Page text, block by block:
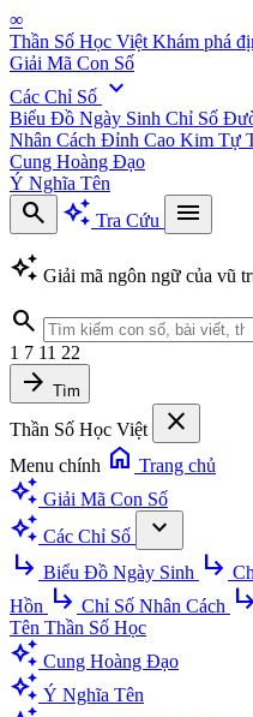
∞
Thần Số Học Việt Khám phá
Giải Mã Con Số
Các Chỉ Số expand_more
Biểu Đồ Ngày Sinh Chỉ Số
Nhân Cách Đỉnh Cao Kim Tự
Cung Hoàng Đạo
Ý Nghĩa Tên
search auto_awesome Tra Cứu
menu
auto_awesome Giải mã ngôn ngữ của vũ
search
1 7 11 22
arrow_forward Tìm
Thần Số Học Việt close
Menu chính home Trang chủ
auto_awesome Giải Mã Con Số
auto_awesome Các Chỉ Số
expand_more
subdirectory_arrow_right Biểu Đồ Ngày Sinh subdirectory_arrow_right
Hồn subdirectory_arrow_right Chỉ Số Nhân Cách subdirectory_arrow_right
Tên Thần Số Học
auto_awesome Cung Hoàng Đạo
auto_awesome Ý Nghĩa Tên